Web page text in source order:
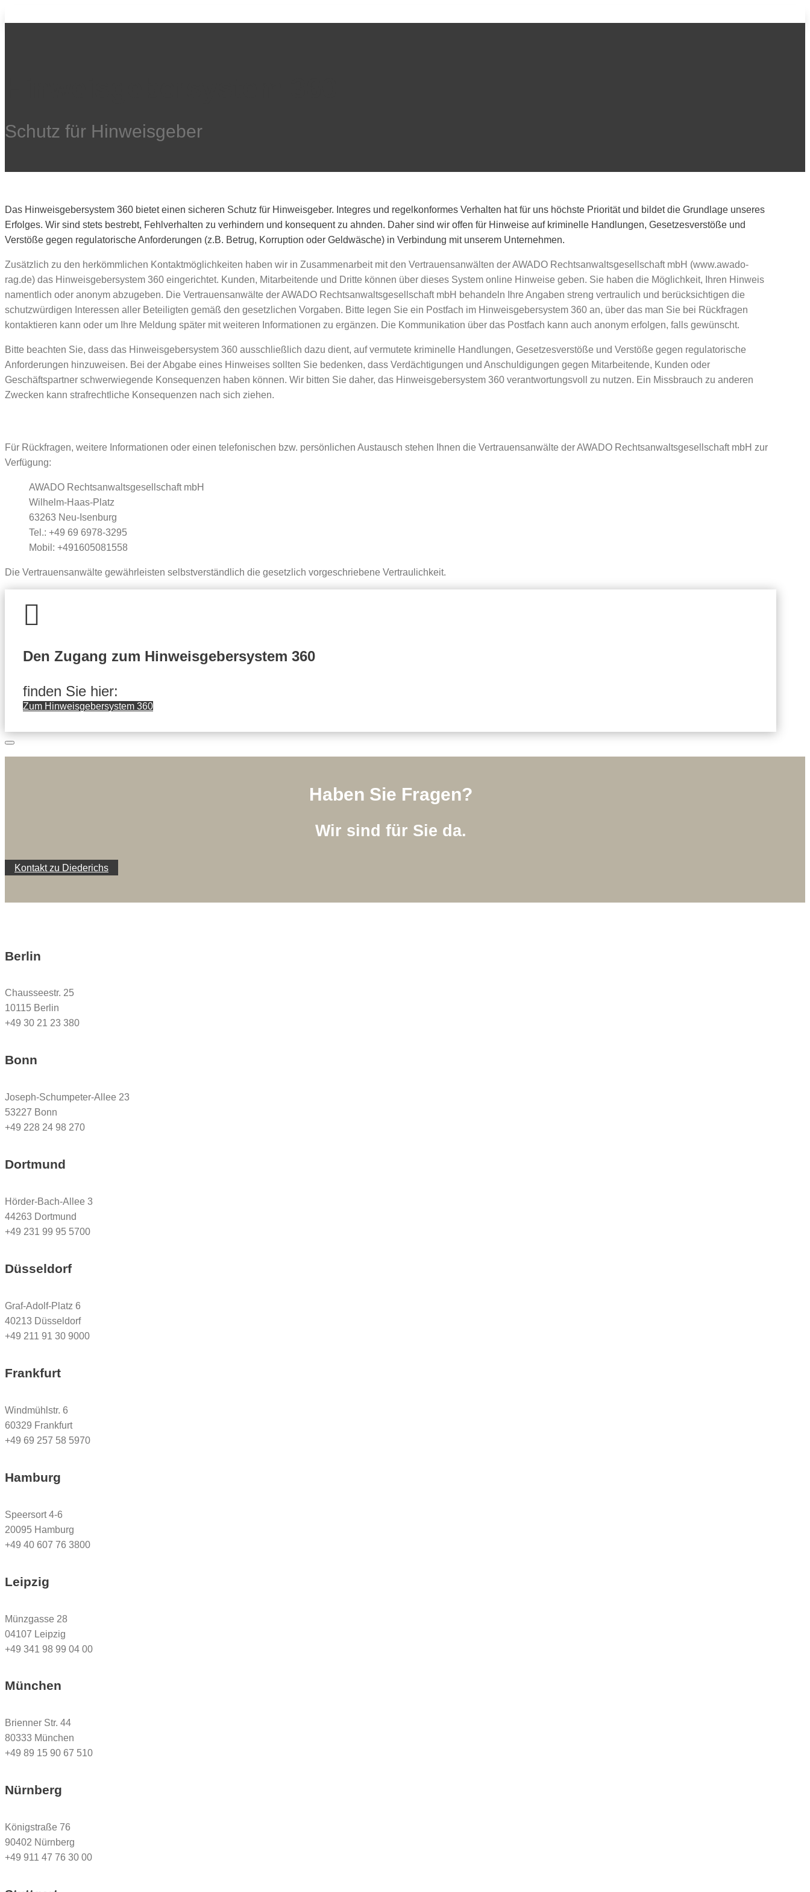
Schutz für Hinweisgeber
Das Hinweisgebersystem 360 bietet einen sicheren Schutz für Hinweisgeber. Integres und regelkonformes Verhalten hat für uns höchste Priorität und bildet die Grundlage unseres
Erfolges. Wir sind stets bestrebt, Fehlverhalten zu verhindern und konsequent zu ahnden. Daher sind wir offen für Hinweise auf kriminelle Handlungen, Gesetzesverstöße und
Verstöße gegen regulatorische Anforderungen (z.B. Betrug, Korruption oder Geldwäsche) in Verbindung mit unserem Unternehmen.
Zusätzlich zu den herkömmlichen Kontaktmöglichkeiten haben wir in Zusammenarbeit mit den Vertrauensanwälten der AWADO Rechtsanwaltsgesellschaft mbH (www.awado-
rag.de) das Hinweisgebersystem 360 eingerichtet. Kunden, Mitarbeitende und Dritte können über dieses System online Hinweise geben. Sie haben die Möglichkeit, Ihren Hinweis
namentlich oder anonym abzugeben. Die Vertrauensanwälte der AWADO Rechtsanwaltsgesellschaft mbH behandeln Ihre Angaben streng vertraulich und berücksichtigen die
schutzwürdigen Interessen aller Beteiligten gemäß den gesetzlichen Vorgaben. Bitte legen Sie ein Postfach im Hinweisgebersystem 360 an, über das man Sie bei Rückfragen
kontaktieren kann oder um Ihre Meldung später mit weiteren Informationen zu ergänzen. Die Kommunikation über das Postfach kann auch anonym erfolgen, falls gewünscht.
Bitte beachten Sie, dass das Hinweisgebersystem 360 ausschließlich dazu dient, auf vermutete kriminelle Handlungen, Gesetzesverstöße und Verstöße gegen regulatorische
Anforderungen hinzuweisen. Bei der Abgabe eines Hinweises sollten Sie bedenken, dass Verdächtigungen und Anschuldigungen gegen Mitarbeitende, Kunden oder
Geschäftspartner schwerwiegende Konsequenzen haben können. Wir bitten Sie daher, das Hinweisgebersystem 360 verantwortungsvoll zu nutzen. Ein Missbrauch zu anderen
Zwecken kann strafrechtliche Konsequenzen nach sich ziehen.
Für Rückfragen, weitere Informationen oder einen telefonischen bzw. persönlichen Austausch stehen Ihnen die Vertrauensanwälte der AWADO Rechtsanwaltsgesellschaft mbH zur
Verfügung:
AWADO Rechtsanwaltsgesellschaft mbH
Wilhelm-Haas-Platz
63263 Neu-Isenburg
Tel.: +49 69 6978-3295
Mobil: +491605081558
Die Vertrauensanwälte gewährleisten selbstverständlich die gesetzlich vorgeschriebene Vertraulichkeit.

Den Zugang zum Hinweisgebersystem 360
finden Sie hier:
Zum Hinweisgebersystem 360
Haben Sie Fragen?
Wir sind für Sie da.
Kontakt zu Diederichs
Berlin
Chausseestr. 25
10115 Berlin
+49 30 21 23 380
Bonn
Joseph-Schumpeter-Allee 23
53227 Bonn
+49 228 24 98 270
Dortmund
Hörder-Bach-Allee 3
44263 Dortmund
+49 231 99 95 5700
Düsseldorf
Graf-Adolf-Platz 6
40213 Düsseldorf
+49 211 91 30 9000
Frankfurt
Windmühlstr. 6
60329 Frankfurt
+49 69 257 58 5970
Hamburg
Speersort 4-6
20095 Hamburg
+49 40 607 76 3800
Leipzig
Münzgasse 28
04107 Leipzig
+49 341 98 99 04 00
München
Brienner Str. 44
80333 München
+49 89 15 90 67 510
Nürnberg
Königstraße 76
90402 Nürnberg
+49 911 47 76 30 00